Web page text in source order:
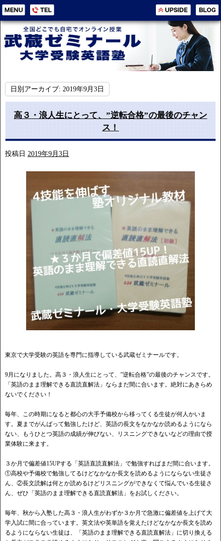
日別アーカイブ: 2019年9月3日
高３・浪人生にとって、”逆転合格”の最後のチャン
ス！
投稿日 2019年9月3日
東京で大学受験の英語を専門に指導している武蔵ゼミナールです。
9月になりました。高３・浪人生にとって、”逆転合格”の最後のチャンスです。
「英語のまま理解できる直読直解法」ならまだ間に合います。絶対にあきらめ
ないでください！
毎年、この時期になると都心の大手予備校から移ってくる生徒が何人かいま
す。夏までがんばって勉強したけど、英語の長文をなかなか読めるようになら
ない、もうひとつ英語の成績が伸びない、リスニングできないなどの理由で授
業体験に来ます。
３か月で偏差値15UPする「英語直読直解法」で勉強すればまだ間に合います。
①高校や予備校で勉強してるけどなかなか長文を読めるようにならない生徒さ
ん、②長文読解は何とか読めるけどリスニングができなくて悩んでいる生徒さ
ん、ぜひ「英語のまま理解できる直読直解法」をお試しください。
毎年、秋から入塾した高３・浪人生がわずか３か月で急激に偏差値を上げて大
学入試に間に合っています。英文法や英単語を覚えたけどなかなか長文を読め
るようにならない生徒は、「英語のまま理解できる直読直解法」に切り換える